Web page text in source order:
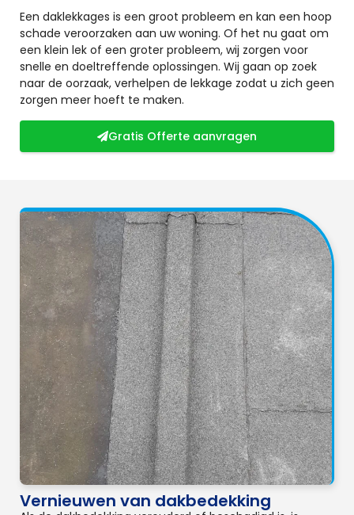
Een daklekkages is een groot probleem en kan een hoop
schade veroorzaken aan uw woning. Of het nu gaat om
een klein lek of een groter probleem, wij zorgen voor
snelle en doeltreffende oplossingen. Wij gaan op zoek
naar de oorzaak, verhelpen de lekkage zodat u zich geen
zorgen meer hoeft te maken.
Gratis Offerte aanvragen
Vernieuwen van dakbedekking